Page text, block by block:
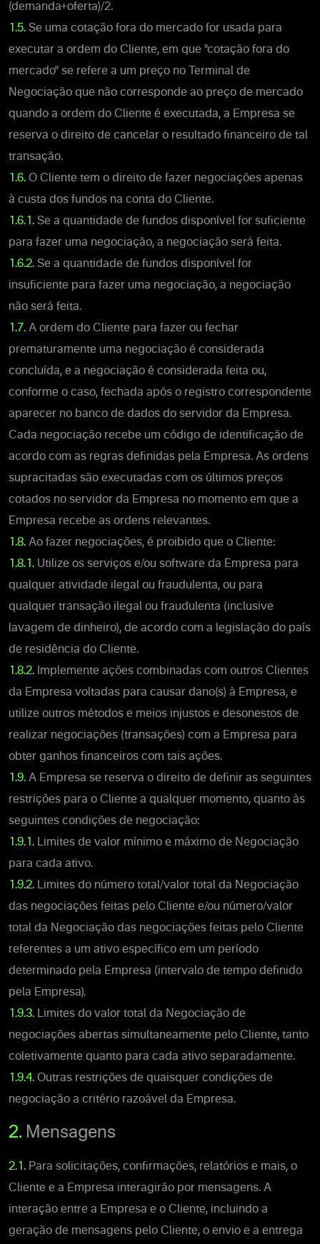
(demanda+oferta)/2.
1.5. Se uma cotação fora do mercado for usada para
executar a ordem do Cliente, em que "cotação fora do
mercado" se refere a um preço no Terminal de
Negociação que não corresponde ao preço de mercado
quando a ordem do Cliente é executada, a Empresa se
reserva o direito de cancelar o resultado financeiro de tal
transação.
1.6. O Cliente tem o direito de fazer negociações apenas
à custa dos fundos na conta do Cliente.
1.6.1. Se a quantidade de fundos disponível for suficiente
para fazer uma negociação, a negociação será feita.
1.6.2. Se a quantidade de fundos disponível for
insuficiente para fazer uma negociação, a negociação
não será feita.
1.7. A ordem do Cliente para fazer ou fechar
prematuramente uma negociação é considerada
concluída, e a negociação é considerada feita ou,
conforme o caso, fechada após o registro correspondente
aparecer no banco de dados do servidor da Empresa.
Cada negociação recebe um código de identificação de
acordo com as regras definidas pela Empresa. As ordens
supracitadas são executadas com os últimos preços
cotados no servidor da Empresa no momento em que a
Empresa recebe as ordens relevantes.
1.8. Ao fazer negociações, é proibido que o Cliente:
1.8.1. Utilize os serviços e/ou software da Empresa para
qualquer atividade ilegal ou fraudulenta, ou para
qualquer transação ilegal ou fraudulenta (inclusive
lavagem de dinheiro), de acordo com a legislação do país
de residência do Cliente.
1.8.2. Implemente ações combinadas com outros Clientes
da Empresa voltadas para causar dano(s) à Empresa, e
utilize outros métodos e meios injustos e desonestos de
realizar negociações (transações) com a Empresa para
obter ganhos financeiros com tais ações.
1.9. A Empresa se reserva o direito de definir as seguintes
restrições para o Cliente a qualquer momento, quanto às
seguintes condições de negociação:
1.9.1. Limites de valor mínimo e máximo de Negociação
para cada ativo.
1.9.2. Limites do número total/valor total da Negociação
das negociações feitas pelo Cliente e/ou número/valor
total da Negociação das negociações feitas pelo Cliente
referentes a um ativo específico em um período
determinado pela Empresa (intervalo de tempo definido
pela Empresa).
1.9.3. Limites do valor total da Negociação de
negociações abertas simultaneamente pelo Cliente, tanto
coletivamente quanto para cada ativo separadamente.
1.9.4. Outras restrições de quaisquer condições de
negociação a critério razoável da Empresa.
2. Mensagens
2.1. Para solicitações, confirmações, relatórios e mais, o
Cliente e a Empresa interagirão por mensagens. A
interação entre a Empresa e o Cliente, incluindo a
geração de mensagens pelo Cliente, o envio e a entrega